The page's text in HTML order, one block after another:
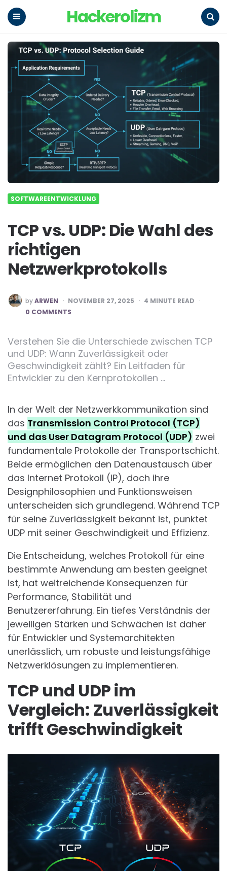
Hackerolizm
SOFTWAREENTWICKLUNG
TCP vs. UDP: Die Wahl des
richtigen
Netzwerkprotokolls
POSTED
BY
byARWEN NOVEMBER 27, 2025 4 MINUTE READ
0 COMMENTS
Verstehen Sie die Unterschiede zwischen TCP
und UDP: Wann Zuverlässigkeit oder
Geschwindigkeit zählt? Ein Leitfaden für
Entwickler zu den Kernprotokollen …
In der Welt der Netzwerkkommunikation sind
das Transmission Control Protocol (TCP)
und das User Datagram Protocol (UDP) zwei
fundamentale Protokolle der Transportschicht.
Beide ermöglichen den Datenaustausch über
das Internet Protokoll (IP), doch ihre
Designphilosophien und Funktionsweisen
unterscheiden sich grundlegend. Während TCP
für seine Zuverlässigkeit bekannt ist, punktet
UDP mit seiner Geschwindigkeit und Effizienz.
Die Entscheidung, welches Protokoll für eine
bestimmte Anwendung am besten geeignet
ist, hat weitreichende Konsequenzen für
Performance, Stabilität und
Benutzererfahrung. Ein tiefes Verständnis der
jeweiligen Stärken und Schwächen ist daher
für Entwickler und Systemarchitekten
unerlässlich, um robuste und leistungsfähige
Netzwerklösungen zu implementieren.
TCP und UDP im
Vergleich: Zuverlässigkeit
trifft Geschwindigkeit